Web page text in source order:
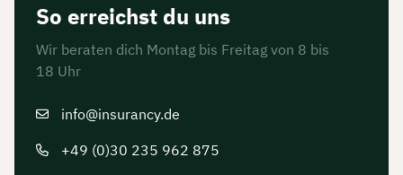
So erreichst du uns
Wir beraten dich Montag bis Freitag von 8 bis
18 Uhr
info@insurancy.de
+49 (0)30 235 962 875